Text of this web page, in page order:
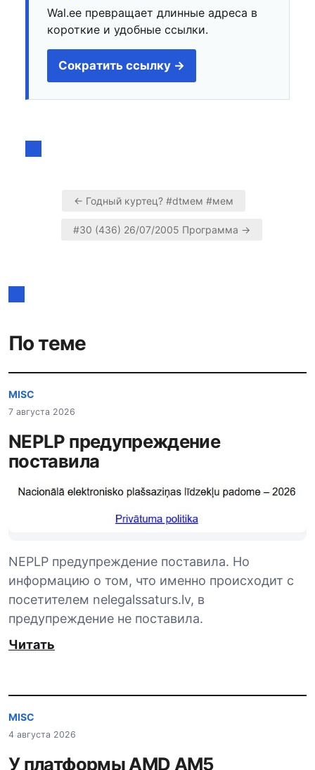
Wal.ee превращает длинные адреса в
короткие и удобные ссылки.
Сократить ссылку →
Навигация
← Годный куртец? #dtмем #мем
#30 (436) 26/07/2005 Программа →
По теме
MISC
7 августа 2026
NEPLP предупреждение
поставила
NEPLP предупреждение поставила. Но
информацию о том, что именно происходит с
посетителем nelegalssaturs.lv, в
предупреждение не поставила.
Читать
MISC
4 августа 2026
У платформы AMD AM5